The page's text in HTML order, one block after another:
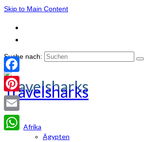
Skip to Main Content
Suche nach:
Travelsharks
Afrika
Ägypten
Facebook
Pinterest
Email
WhatsApp